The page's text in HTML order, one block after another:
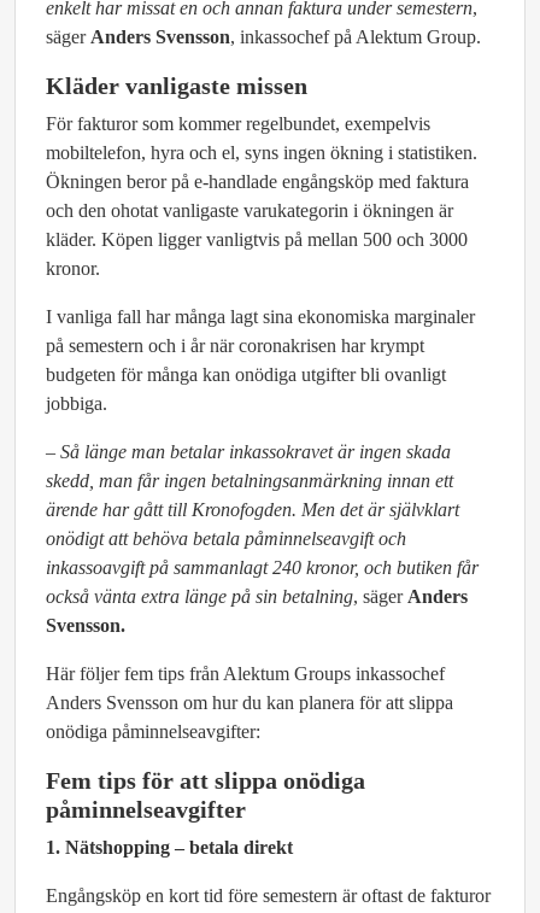
enkelt har missat en och annan faktura under semestern,
säger Anders Svensson, inkassochef på Alektum Group.
Kläder vanligaste missen
För fakturor som kommer regelbundet, exempelvis
mobiltelefon, hyra och el, syns ingen ökning i statistiken.
Ökningen beror på e-handlade engångsköp med faktura
och den ohotat vanligaste varukategorin i ökningen är
kläder. Köpen ligger vanligtvis på mellan 500 och 3000
kronor.
I vanliga fall har många lagt sina ekonomiska marginaler
på semestern och i år när coronakrisen har krympt
budgeten för många kan onödiga utgifter bli ovanligt
jobbiga.
– Så länge man betalar inkassokravet är ingen skada
skedd, man får ingen betalningsanmärkning innan ett
ärende har gått till Kronofogden. Men det är självklart
onödigt att behöva betala påminnelseavgift och
inkassoavgift på sammanlagt 240 kronor, och butiken får
också vänta extra länge på sin betalning, säger Anders
Svensson.
Här följer fem tips från Alektum Groups inkassochef
Anders Svensson om hur du kan planera för att slippa
onödiga påminnelseavgifter:
Fem tips för att slippa onödiga
påminnelseavgifter
1. Nätshopping – betala direkt
Engångsköp en kort tid före semestern är oftast de fakturor